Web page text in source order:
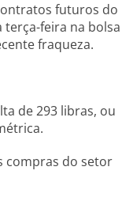
futuros do
terça-feira na bolsa
fraqueza.
de 293 libras, ou
compras do setor